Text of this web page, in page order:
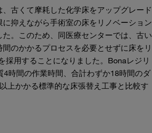
古くて摩耗した化学床をアップグレード
抑えながら手術室の床をリノベーション
。このため、同医療センターでは、古い
のかかるプロセスを必要とせずに床をリ
採用することになりました。Bonaレジリ
時間の作業時間、合計わずか18時間のダ
上かかる標準的な床張替え工事と比較す